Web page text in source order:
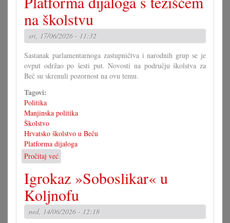
era
u
Savjetu!?
na školstvu
sri, 17/06/2026 - 11:32
Sastanak parlamentarnoga zastupničtva i narodnih grup se je
ovput održao po šesti put. Novosti na području školstva za
Beč su skrenuli pozornost na ovu temu.
Tagovi:
Politika
Manjinska politika
Školstvo
Hrvatsko školstvo u Beču
Platforma dijaloga
Pročitaj već
Platforma
dijaloga
s
težišćem
na
školstvu
Igrokaz »Soboslikar« u
Koljnofu
ned, 14/06/2026 - 12:18